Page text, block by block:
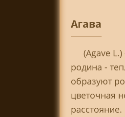
Агава
(Agave
родина -
образуют
цветочная